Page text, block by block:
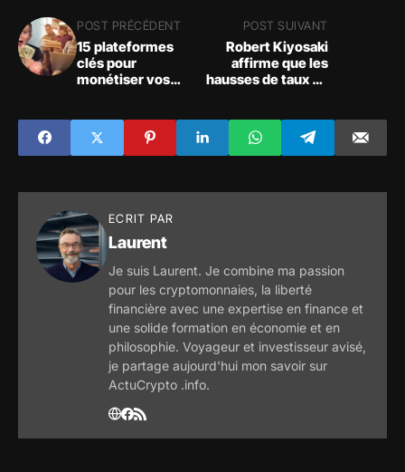
POST PRÉCÉDENT
15 plateformes
clés pour
monétiser vos
POST SUIVANT
Robert Kiyosaki
affirme que les
hausses de taux de
des actions, des
obligations, de
l'immobilier et du
ECRIT PAR
Laurent
Je suis Laurent. Je combine ma passion
pour les cryptomonnaies, la liberté
financière avec une expertise en finance et
une solide formation en économie et en
philosophie. Voyageur et investisseur avisé,
je partage aujourd'hui mon savoir sur
ActuCrypto .info.